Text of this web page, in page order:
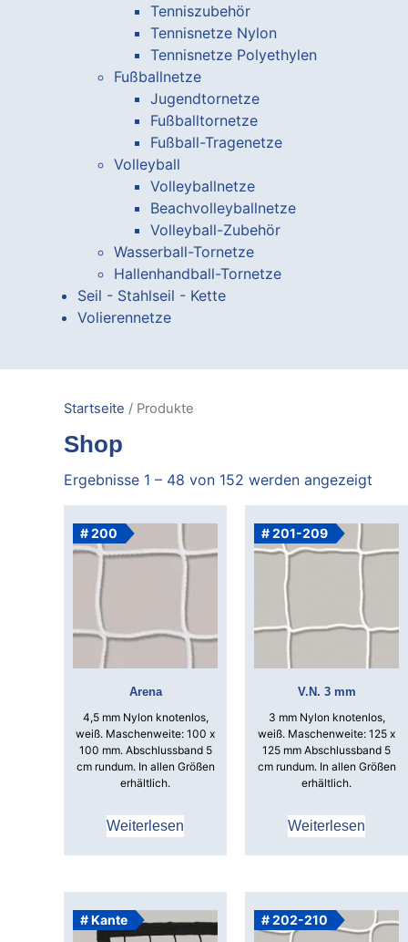
Tenniszubehör
Tennisnetze Nylon
Tennisnetze Polyethylen
Fußballnetze
Jugendtornetze
Fußballtornetze
Fußball-Tragenetze
Volleyball
Volleyballnetze
Beachvolleyballnetze
Volleyball-Zubehör
Wasserball-Tornetze
Hallenhandball-Tornetze
Seil - Stahlseil - Kette
Volierennetze
Startseite / Produkte
Shop
Ergebnisse 1 – 48 von 152 werden angezeigt
# 200
Arena
4,5 mm Nylon knotenlos,
weiß. Maschenweite: 100 x
100 mm. Abschlussband 5
cm rundum. In allen Größen
erhältlich.
Weiterlesen
# 201-209
V.N. 3 mm
3 mm Nylon knotenlos,
weiß. Maschenweite: 125 x
125 mm Abschlussband 5
cm rundum. In allen Größen
erhältlich.
Weiterlesen
# Kante # 202-210